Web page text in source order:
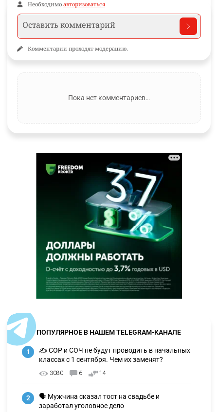
Необходимо авторизоваться
Комментарии проходят модерацию.
Пока нет комментариев…
ПОПУЛЯРНОЕ В НАШЕМ TELEGRAM-КАНАЛЕ
1
✍️ СОР и СОЧ не будут проводить в начальных
классах с 1 сентября. Чем их заменят?
3080 6 14
2
🗣 Мужчина сказал тост на свадьбе и
заработал уголовное дело